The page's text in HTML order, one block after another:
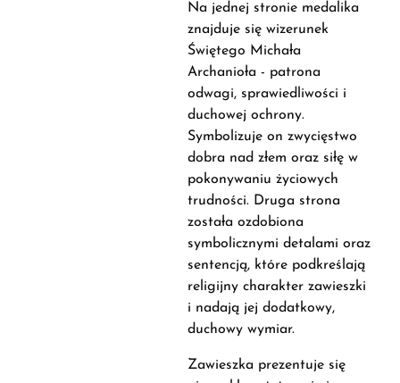
Na jednej stronie medalika
znajduje się wizerunek
Świętego Michała
Archanioła - patrona
odwagi, sprawiedliwości i
duchowej ochrony.
Symbolizuje on zwycięstwo
dobra nad złem oraz siłę w
pokonywaniu życiowych
trudności. Druga strona
została ozdobiona
symbolicznymi detalami oraz
sentencją, które podkreślają
religijny charakter zawieszki
i nadają jej dodatkowy,
duchowy wymiar.
Zawieszka prezentuje się